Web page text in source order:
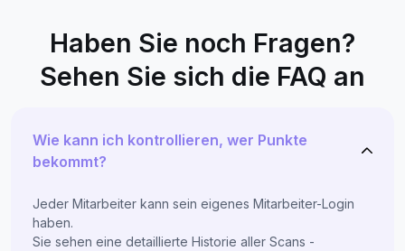
Haben Sie noch Fragen?
Sehen Sie sich die FAQ an
Wie kann ich kontrollieren, wer Punkte
bekommt?
Jeder Mitarbeiter kann sein eigenes Mitarbeiter-Login
haben.
Sie sehen eine detaillierte Historie aller Scans -